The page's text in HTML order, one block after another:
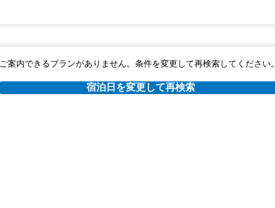
ご案内できるプランがありません。条件を変更して再検索してください。
宿泊日を変更して再検索